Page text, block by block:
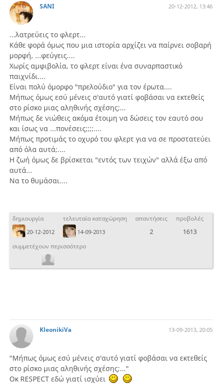
SANI 20-12-2012, 13:46
...λατρεύεις το φλερτ...
Κάθε φορά όμως που μια ιστορία αρχίζει να παίρνει σοβαρή
μορφή, ...φεύγεις....
Χωρίς αμφιβολία, το φλερτ είναι ένα συναρπαστικό
παιχνίδι....
Είναι πολύ όμορφο "πρελούδιο" για τον έρωτα....
Μήπως όμως εσύ μένεις σ'αυτό γιατί φοβάσαι να εκτεθείς
στο ρίσκο μιας αληθινής σχέσης;...
Μήπως δε νιώθεις ακόμα έτοιμη να δώσεις τον εαυτό σου
και ίσως να ...πονέσεις;;;;....
Μήπως προτιμάς το οχυρό του φλερτ για να σε προστατεύει
από όλα αυτά;....
Η ζωή όμως δε βρίσκεται "εντός των τειχών" αλλά έξω από
αυτά...
Να το θυμάσαι....
δημιουργία
20-12-2012
τελευταία καταχώρηση
14-09-2013
απαντήσεις
2
προβολές
1613
συμμετέχουν περισσότερο
KleonikiVa 13-09-2013, 20:05
"Μήπως όμως εσύ μένεις σ'αυτό γιατί φοβάσαι να εκτεθείς
στο ρίσκο μιας αληθινής σχέσης;..."
Οκ RESPECT εδώ γιατί ισχύει